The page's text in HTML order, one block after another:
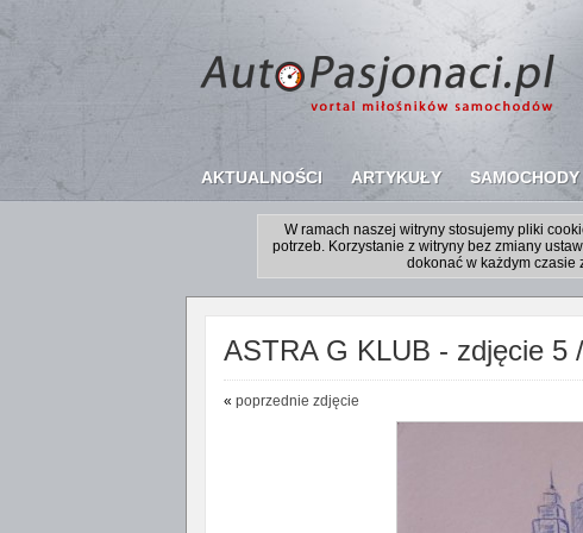
AKTUALNOŚCI ARTYKUŁY SAMOCHODY
W ramach naszej witryny stosujemy pliki
potrzeb. Korzystanie z witryny bez zmiany
dokonać w każdym czasie
ASTRA G KLUB - zdjęcie 5
« poprzednie zdjęcie